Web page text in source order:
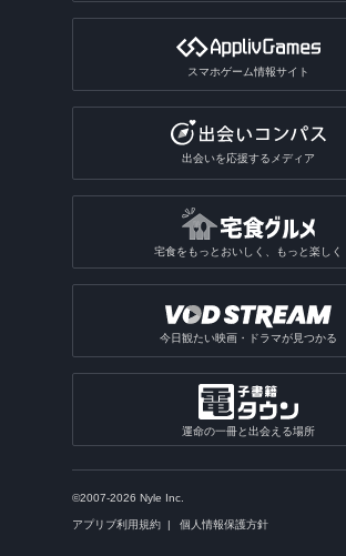
スマホゲーム情報サイト
出会いを応援するメディア
宅食をもっとおいしく、もっと楽しく
今日観たい映画・ドラマが見つかる
運命の一冊と出会える場所
©2007-2026 Nyle Inc.
アプリブ利用規約 個人情報保護方針